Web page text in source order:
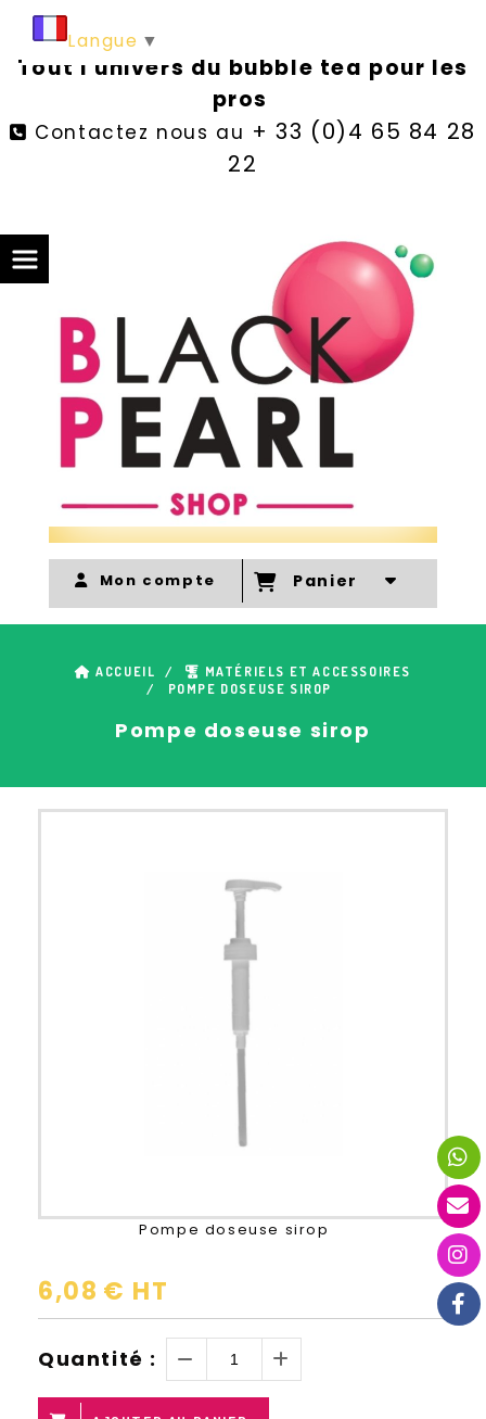
Tout l'univers du bubble tea pour les
pros
 Contactez nous au + 33 (0)4 65 84 28
22
Mon compte Panier
ACCUEIL
MATÉRIELS ET ACCESSOIRES
POMPE DOSEUSE SIROP
Pompe doseuse sirop
Pompe doseuse sirop
6,08 € HT
Quantité :
Langue ▼